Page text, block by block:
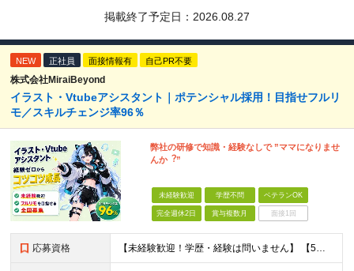
掲載終了予定日： 2026.08.27
NEW 正社員 面接情報有 自己PR不要
株式会社MiraiBeyond
イラスト・Vtubeアシスタント｜ポテンシャル採用！目指せフルリ
モ／スキルチェンジ率96％
弊社の研修で知識・経験なしで ”ママになりませ
んか︖”
未経験歓迎 学歴不問 ベテランOK
完全週休2日 賞与複数月 面接1回
応募資格 【未経験歓迎！学歴・経験は問いません】 【5名以上の積極採用を予定！】 事業拡大中につき、 これからイラストレーターを目指したい方を積極採用中です！ 「イラストを仕事にしてみたい」 「好きなことを